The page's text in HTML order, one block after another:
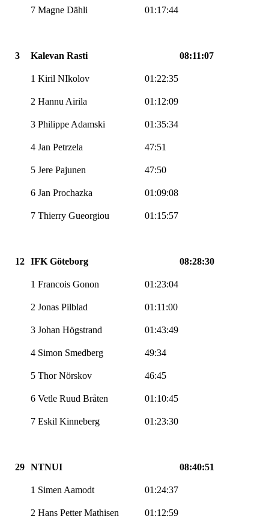
7 Magne Dähli 01:17:44
3 Kalevan Rasti 08:11:07
1 Kiril NIkolov 01:22:35
2 Hannu Airila 01:12:09
3 Philippe Adamski 01:35:34
4 Jan Petrzela 47:51
5 Jere Pajunen 47:50
6 Jan Prochazka 01:09:08
7 Thierry Gueorgiou 01:15:57
12 IFK Göteborg 08:28:30
1 Francois Gonon 01:23:04
2 Jonas Pilblad 01:11:00
3 Johan Högstrand 01:43:49
4 Simon Smedberg 49:34
5 Thor Nörskov 46:45
6 Vetle Ruud Bråten 01:10:45
7 Eskil Kinneberg 01:23:30
29 NTNUI 08:40:51
1 Simen Aamodt 01:24:37
2 Hans Petter Mathisen 01:12:59